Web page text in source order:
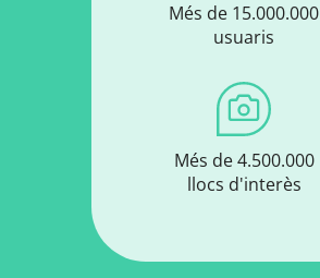
Més de 15.000.000
usuaris
Més de 4.500.000
llocs d'interès